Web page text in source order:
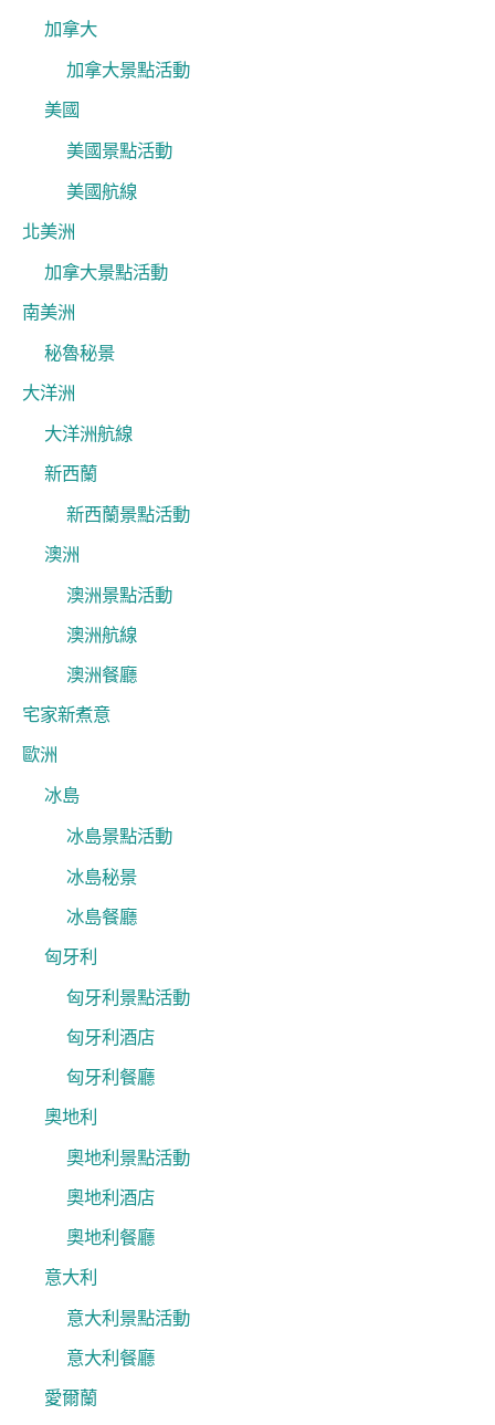
加拿大
加拿大景點活動
美國
美國景點活動
美國航線
北美洲
加拿大景點活動
南美洲
秘魯秘景
大洋洲
大洋洲航線
新西蘭
新西蘭景點活動
澳洲
澳洲景點活動
澳洲航線
澳洲餐廳
宅家新煮意
歐洲
冰島
冰島景點活動
冰島秘景
冰島餐廳
匈牙利
匈牙利景點活動
匈牙利酒店
匈牙利餐廳
奧地利
奧地利景點活動
奧地利酒店
奧地利餐廳
意大利
意大利景點活動
意大利餐廳
愛爾蘭